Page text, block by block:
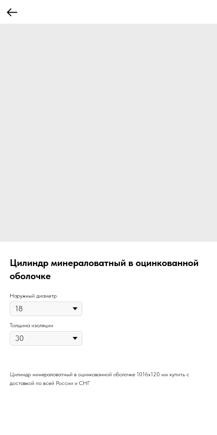
Цилиндр минераловатный в оцинкованной
оболочке
Наружный диаметр
Толщина изоляции
Цилиндр минераловатный в оцинкованной оболочке 1016х120 мм купить с
доставкой по всей России и СНГ